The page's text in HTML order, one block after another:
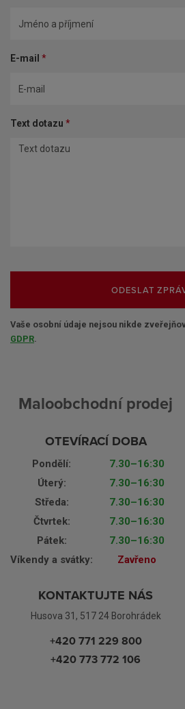
E-mail *
Text dotazu *
ODESLAT
Vaše osobní údaje nejsou nikde
GDPR.
Maloobchodní prodej
OTEVÍRACÍ DOBA
Pondělí:
7.30–16:30
Úterý:
7.30–16:30
Středa:
7.30–16:30
Čtvrtek:
7.30–16:30
Pátek:
7.30–16:30
Víkendy a svátky:
Zavřeno
KONTAKTUJTE NÁS
Husova 31, 517 24 Borohrádek
+420 771 229 800
+420 773 772 106